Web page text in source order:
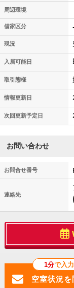
周辺環境
借家区分 -
現況
入居可能日
取引態様
情報更新日
次回更新予定日
お問い合わせ
お問合せ番号
連絡先
1分で入